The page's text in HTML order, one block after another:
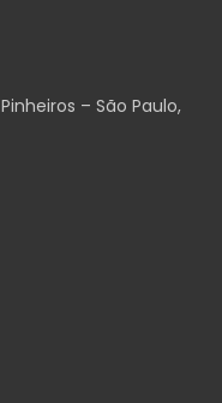
– São Paulo,